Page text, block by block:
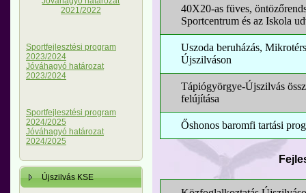
2021/2022
Sportfejlesztési program
2023/2024
Jóváhagyó határozat
2023/2024
Sportfejlesztési program
2024/2025
Jóváhagyó határozat
2024/2025
Újszilvás KSE
40X20-as füves,
Sportcentrum és az Iskola
Uszoda beruházás,
Újszilváson
Tápiógyörgye-Újszilvás
felújítása
Őshonos baromfi tartási